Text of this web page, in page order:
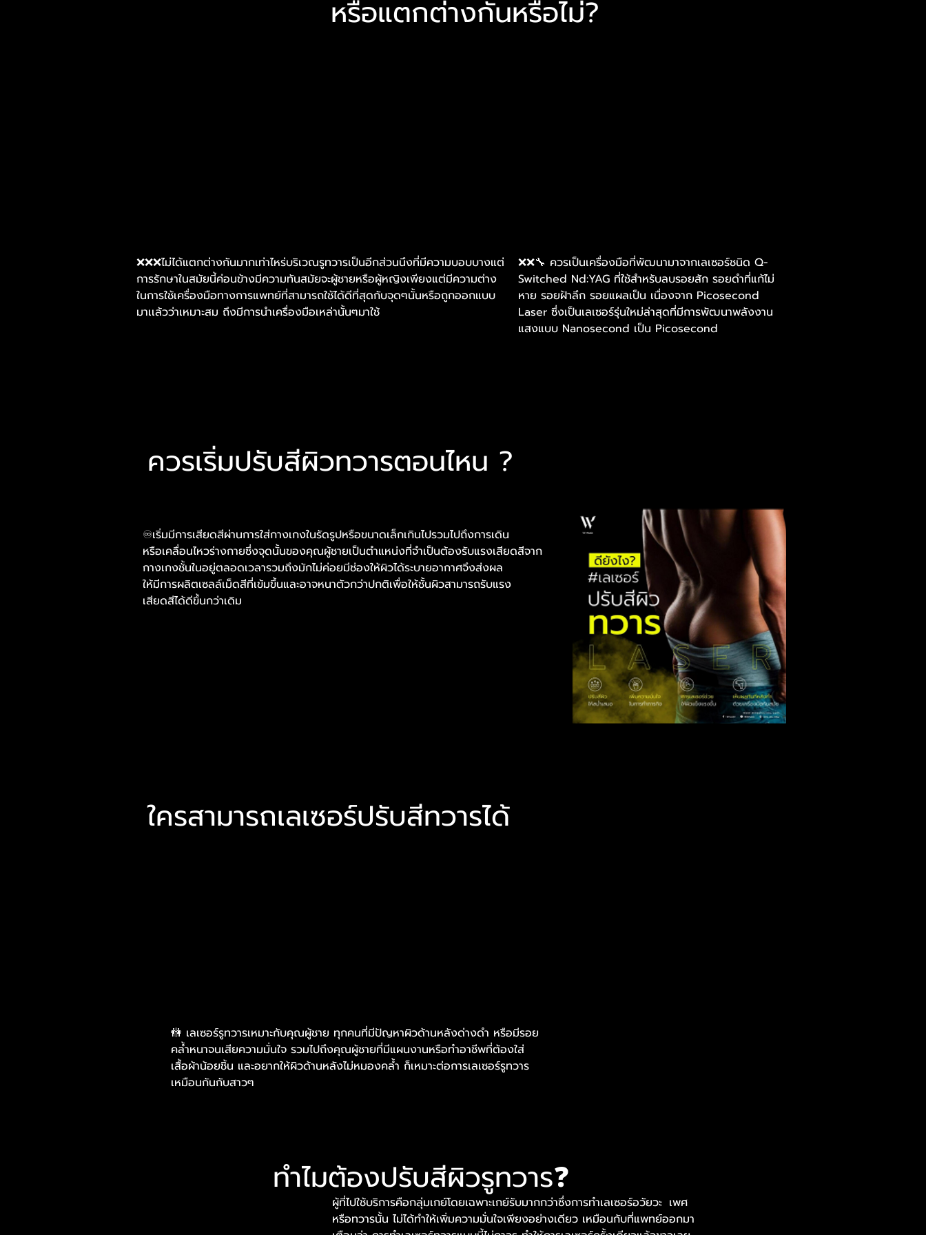
หรือแตกต่างกันหรือไม่?
❌❌❌ไม่ได้แตกต่างกันมากเท่าไหร่บริเวณรูทวารเป็นอีกส่วนนึงที่มีความบอบบางแต่
การรักษาในสมัยนี้ค่อนข้างมีความทันสมัยจะผู้ชายหรือผู้หญิงเพียงแต่มีความต่าง
ในการใช้เครื่องมือทางการแพทย์ที่สามารถใช้ได้ดีที่สุดกับจุดๆนั้นหรือถูกออกแบบ
มาเเล้วว่าเหมาะสม ถึงมีการนำเครื่องมือเหล่านั้นๆมาใช้
❌❌🔧 ควรเป็นเครื่องมือที่พัฒนามาจากเลเซอร์ชนิด Q-
Switched Nd:YAG ที่ใช้สำหรับลบรอยสัก รอยดำที่แก้ไม่
หาย รอยฝ้าลึก รอยแผลเป็น เนื่องจาก Picosecond
Laser ซึ่งเป็นเลเซอร์รุ่นใหม่ล่าสุดที่มีการพัฒนาพลังงาน
แสงแบบ Nanosecond เป็น Picosecond
ควรเริ่มปรับสีผิวทวารตอนไหน ?
♾เริ่มมีการเสียดสีผ่านการใส่กางเกงในรัดรูปหรือขนาดเล็กเกินไปรวมไปถึงการเดิน
หรือเคลื่อนไหวร่างกายซึ่งจุดนั้นของคุณผู้ชายเป็นตำแหน่งที่จำเป็นต้องรับแรงเสียดสีจาก
กางเกงชั้นในอยู่ตลอดเวลารวมถึงมักไม่ค่อยมีช่องให้ผิวได้ระบายอากาศจึงส่งผล
ให้มีการผลิตเซลล์เม็ดสีที่เข้มขึ้นและอาจหนาตัวกว่าปกติเพื่อให้ชั้นผิวสามารถรับแรง
เสียดสีได้ดีขึ้นกว่าเดิม
ใครสามารถเลเซอร์ปรับสีทวารได้
🚻 เลเซอร์รูทวารเหมาะกับคุณผู้ชาย ทุกคนที่มีปัญหาผิวด้านหลังด่างดำ หรือมีรอย
คล้ำหนาจนเสียความมั่นใจ รวมไปถึงคุณผู้ชายที่มีแผนงานหรือทำอาชีพที่ต้องใส่
เสื้อผ้าน้อยชิ้น และอยากให้ผิวด้านหลังไม่หมองคล้ำ ก็เหมาะต่อการเลเซอร์รูทวาร
เหมือนกันกับสาวๆ
ทำไมต้องปรับสีผิวรูทวาร❓
ผู้ที่ไปใช้บริการคือกลุ่มเกย์โดยเฉพาะเกย์รับมากกว่าซึ่งการทำเลเซอร์อวัยวะ เพศ
หรือทวารนั้น ไม่ได้ทำให้เพิ่มความมั่นใจเพียงอย่างเดียว เหมือนกับที่แพทย์ออกมา